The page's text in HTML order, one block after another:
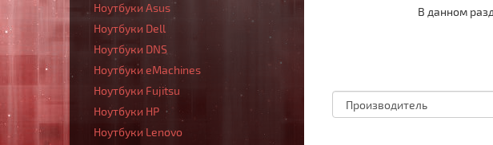
Ноутбуки Asus
Ноутбуки Dell
Ноутбуки DNS
Ноутбуки eMachines
Ноутбуки Fujitsu
Ноутбуки HP
Ноутбуки Lenovo
В данном